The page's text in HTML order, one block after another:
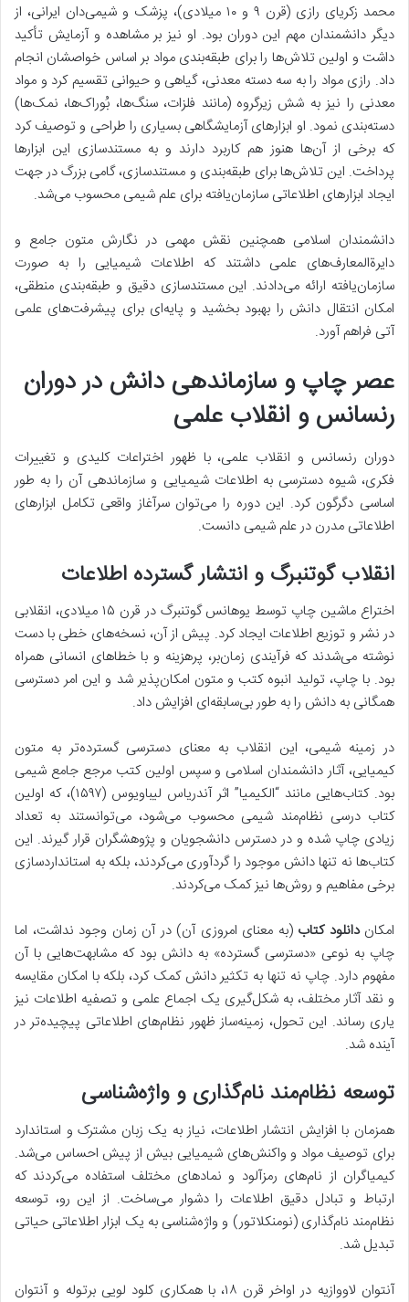
محمد زکریای رازی (قرن ۹ و ۱۰ میلادی)، پزشک و شیمی‌دان ایرانی، از
دیگر دانشمندان مهم این دوران بود. او نیز بر مشاهده و آزمایش تأکید
داشت و اولین تلاش‌ها را برای طبقه‌بندی مواد بر اساس خواصشان انجام
داد. رازی مواد را به سه دسته معدنی، گیاهی و حیوانی تقسیم کرد و مواد
معدنی را نیز به شش زیرگروه (مانند فلزات، سنگ‌ها، بُوراک‌ها، نمک‌ها)
دسته‌بندی نمود. او ابزارهای آزمایشگاهی بسیاری را طراحی و توصیف کرد
که برخی از آن‌ها هنوز هم کاربرد دارند و به مستندسازی این ابزارها
پرداخت. این تلاش‌ها برای طبقه‌بندی و مستندسازی، گامی بزرگ در جهت
ایجاد ابزارهای اطلاعاتی سازمان‌یافته برای علم شیمی محسوب می‌شد.
دانشمندان اسلامی همچنین نقش مهمی در نگارش متون جامع و
دایرةالمعارف‌های علمی داشتند که اطلاعات شیمیایی را به صورت
سازمان‌یافته ارائه می‌دادند. این مستندسازی دقیق و طبقه‌بندی منطقی،
امکان انتقال دانش را بهبود بخشید و پایه‌ای برای پیشرفت‌های علمی
آتی فراهم آورد.
عصر چاپ و سازماندهی دانش در دوران
رنسانس و انقلاب علمی
دوران رنسانس و انقلاب علمی، با ظهور اختراعات کلیدی و تغییرات
فکری، شیوه دسترسی به اطلاعات شیمیایی و سازماندهی آن را به طور
اساسی دگرگون کرد. این دوره را می‌توان سرآغاز واقعی تکامل ابزارهای
اطلاعاتی مدرن در علم شیمی دانست.
انقلاب گوتنبرگ و انتشار گسترده اطلاعات
اختراع ماشین چاپ توسط یوهانس گوتنبرگ در قرن ۱۵ میلادی، انقلابی
در نشر و توزیع اطلاعات ایجاد کرد. پیش از آن، نسخه‌های خطی با دست
نوشته می‌شدند که فرآیندی زمان‌بر، پرهزینه و با خطاهای انسانی همراه
بود. با چاپ، تولید انبوه کتب و متون امکان‌پذیر شد و این امر دسترسی
همگانی به دانش را به طور بی‌سابقه‌ای افزایش داد.
در زمینه شیمی، این انقلاب به معنای دسترسی گسترده‌تر به متون
کیمیایی، آثار دانشمندان اسلامی و سپس اولین کتب مرجع جامع شیمی
بود. کتاب‌هایی مانند “الکیمیا” اثر آندریاس لیباویوس (۱۵۹۷)، که اولین
کتاب درسی نظام‌مند شیمی محسوب می‌شود، می‌توانستند به تعداد
زیادی چاپ شده و در دسترس دانشجویان و پژوهشگران قرار گیرند. این
کتاب‌ها نه تنها دانش موجود را گردآوری می‌کردند، بلکه به استانداردسازی
برخی مفاهیم و روش‌ها نیز کمک می‌کردند.
امکاندانلود کتاب (به معنای امروزی آن) در آن زمان وجود نداشت، اما
چاپ به نوعی «دسترسی گسترده» به دانش بود که مشابهت‌هایی با آن
مفهوم دارد. چاپ نه تنها به تکثیر دانش کمک کرد، بلکه با امکان مقایسه
و نقد آثار مختلف، به شکل‌گیری یک اجماع علمی و تصفیه اطلاعات نیز
یاری رساند. این تحول، زمینه‌ساز ظهور نظام‌های اطلاعاتی پیچیده‌تر در
آینده شد.
توسعه نظام‌مند نام‌گذاری و واژه‌شناسی
همزمان با افزایش انتشار اطلاعات، نیاز به یک زبان مشترک و استاندارد
برای توصیف مواد و واکنش‌های شیمیایی بیش از پیش احساس می‌شد.
کیمیاگران از نام‌های رمزآلود و نمادهای مختلف استفاده می‌کردند که
ارتباط و تبادل دقیق اطلاعات را دشوار می‌ساخت. از این رو، توسعه
نظام‌مند نام‌گذاری (نومنکلاتور) و واژه‌شناسی به یک ابزار اطلاعاتی حیاتی
تبدیل شد.
آنتوان لاووازیه در اواخر قرن ۱۸، با همکاری کلود لویی برتوله و آنتوان